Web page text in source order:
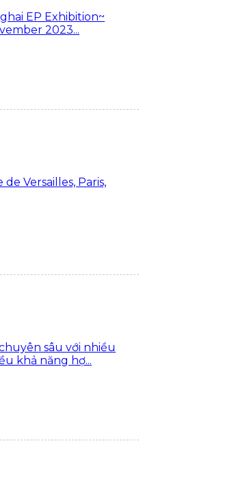
EP Exhibition~
2023...
Versailles, Paris,
sâu với nhiều
khả năng hợ...